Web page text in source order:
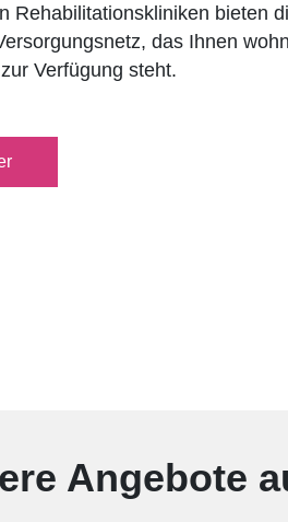
Rehabilitationskliniken bieten
das Ihnen
Verfügung steht.
Angebote